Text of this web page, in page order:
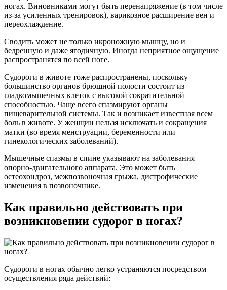
ногах. Виновниками могут быть перенапряжение (в том числе
из-за усиленных тренировок), варикозное расширение вен и
переохлаждение.
Сводить может не только икроножную мышцу, но и
бедренную и даже ягодичную. Иногда неприятное ощущение
распространятся по всей ноге.
Судороги в животе тоже распространены, поскольку
большинство органов брюшной полости состоит из
гладкомышечных клеток с высокой сократительной
способностью. Чаще всего спазмируют органы
пищеварительной системы. Так и возникает известная всем
боль в животе. У женщин нельзя исключать и сокращения
матки (во время менструации, беременности или
гинекологических заболеваний).
Мышечные спазмы в спине указывают на заболевания
опорно-двигательного аппарата. Это может быть
остеохондроз, межпозвоночная грыжа, дистрофические
изменения в позвоночнике.
Как правильно действовать при
возникновении судорог в ногах?
Судороги в ногах обычно легко устраняются посредством
осуществления ряда действий: